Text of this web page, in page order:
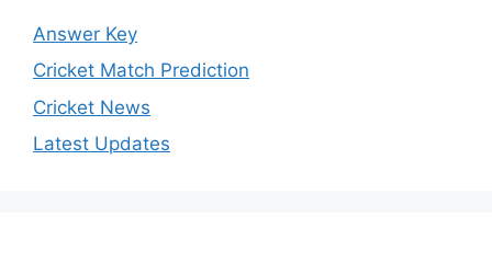
Answer Key
Cricket Match Prediction
Cricket News
Latest Updates